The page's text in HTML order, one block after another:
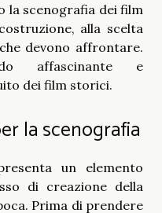
la scenografia dei film
alla scelta
devono affrontare.
affascinante e
dei film storici.
la scenografia
un elemento
di creazione della
Prima di prendere